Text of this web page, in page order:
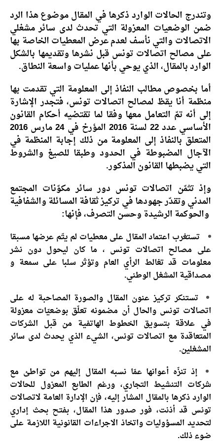
وتندرج الحالات الوارد ذكرها في المقال موضوع هذا الرد
ضمن الوضعيات المعزولة التي تحدث لدى سائر مشغلي
الاتصالات والتي نأسف لعدم عرض المعطيات الخاصة بها
على مصالح اتصالات تونس قبل نشرها وتقديمها بالشكل
الوارد بالمقال، الذي يوحي بأنها عمليات واسعة النطاق.
أما بخصوص مطالب النفاذ إلى المعلومة التي تقدمت بها
منظمة أنا يقظ لمصالح اتصالات تونس، فتجدر الإشارة
إلى أنه تمّ التعامل معها وفقا لما تقتضيه أحكام القانون
الأساسي عدد 22 لسنة 2016 المؤرخ في 24 مارس 2016
المتعلق بالنفاذ إلى المعلومة من ذلك إجابة المنظمة في
الآجال المضبوطة في الحدود وطبقا للصيغ والشروط
التي يضبطها القانون المذكور.
وإذ تثمّن اتصالات تونس دور سائر مكوّنات المجتمع
المدني وتقدّر جهودها في تركيز ثقافة المسائلة والشفافية
والحوكمة الرشيدة وحسن التصرف، فإنها:
تستغرب اعتماد المقال على معطيات لم يتّم عرضها مسبقا
على مصالح اتصالات تونس ، ما كان ليحول دون نشر
معلومات قد تغالط الرأي العام وتؤثر سلبا على سمعة و
مصداقية المشغل الوطني.
تستنكر تركيز عنون المقال والصورة المصاحبة له على
اتصالات تونس والحال أن مضمونه تعلّق بوضعيّات معزولة
في علاقة بتسويق الخطوط الهاتفية من قبل الشركات
المتعاقدة مع اتصالات تونس، الشيء الذي يحدث لدى سائر
المشغلين.
إذ تنزّه أعوانها عمّا نسبه المقال إليهم من تواطئ مع
شركات التنشيط التجاري، ورغم الطابع المعزول للحالات
الوارد ذكرها بالمقال المشار إليه، فإن الإدارة العامة لاتصالات
تونس قد أذنت، فور صدور هذا المقال، بفتح بحث إداري
لتحديد المسؤوليات واتخاذ الاجراءات القانونية اللازمة على
ضوء ذلك.